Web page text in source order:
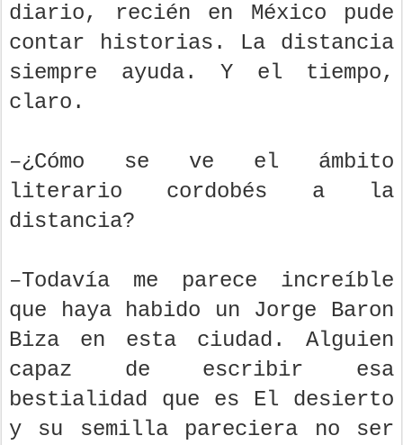
diario, recién en México pude
contar historias. La distancia
siempre ayuda. Y el tiempo,
claro.
–¿Cómo se ve el ámbito
literario cordobés a la
distancia?
–Todavía me parece increíble
que haya habido un Jorge Baron
Biza en esta ciudad. Alguien
capaz de escribir esa
bestialidad que es El desierto
y su semilla pareciera no ser